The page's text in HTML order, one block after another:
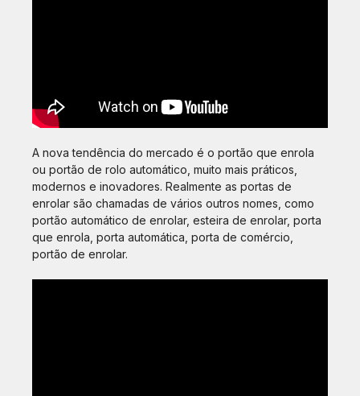
A nova tendência do mercado é o portão que enrola
ou portão de rolo automático, muito mais práticos,
modernos e inovadores. Realmente as portas de
enrolar são chamadas de vários outros nomes, como
portão automático de enrolar, esteira de enrolar, porta
que enrola, porta automática, porta de comércio,
portão de enrolar.